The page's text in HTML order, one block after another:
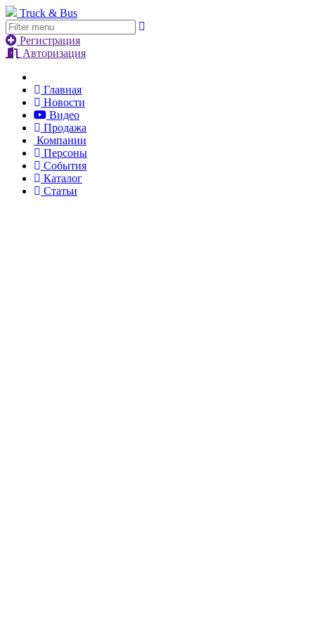
Truck & Bus
Регистрация
Авторизация
Главная
Новости
Видео
Продажа
Компании
Персоны
События
Каталог
Статьи